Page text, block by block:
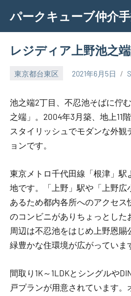
content
パークキューブ仲介
レジディア上野池之
東京都台東区 2021年6月5日
池之端2丁目、不忍池そばに佇
之端」。2004年3月築、地上11
スタイリッシュでモダンな外観
ョンです。
東京メトロ千代田線「根津」駅
地です。「上野」駅や「上野広
あるため都内各所へのアクセス
のコンビニがありちょっとした
周辺は不忍池をはじめ上野恩
緑豊かな住環境が広がっていま
間取り1K～1LDKとシングルや
戸プランが用意されています。